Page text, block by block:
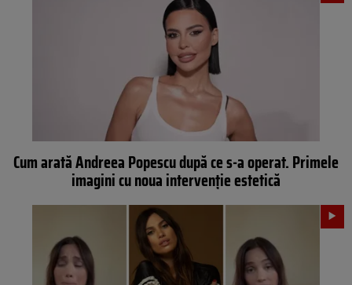
Cum arată Andreea Popescu după ce s-a operat. Primele
imagini cu noua intervenție estetică